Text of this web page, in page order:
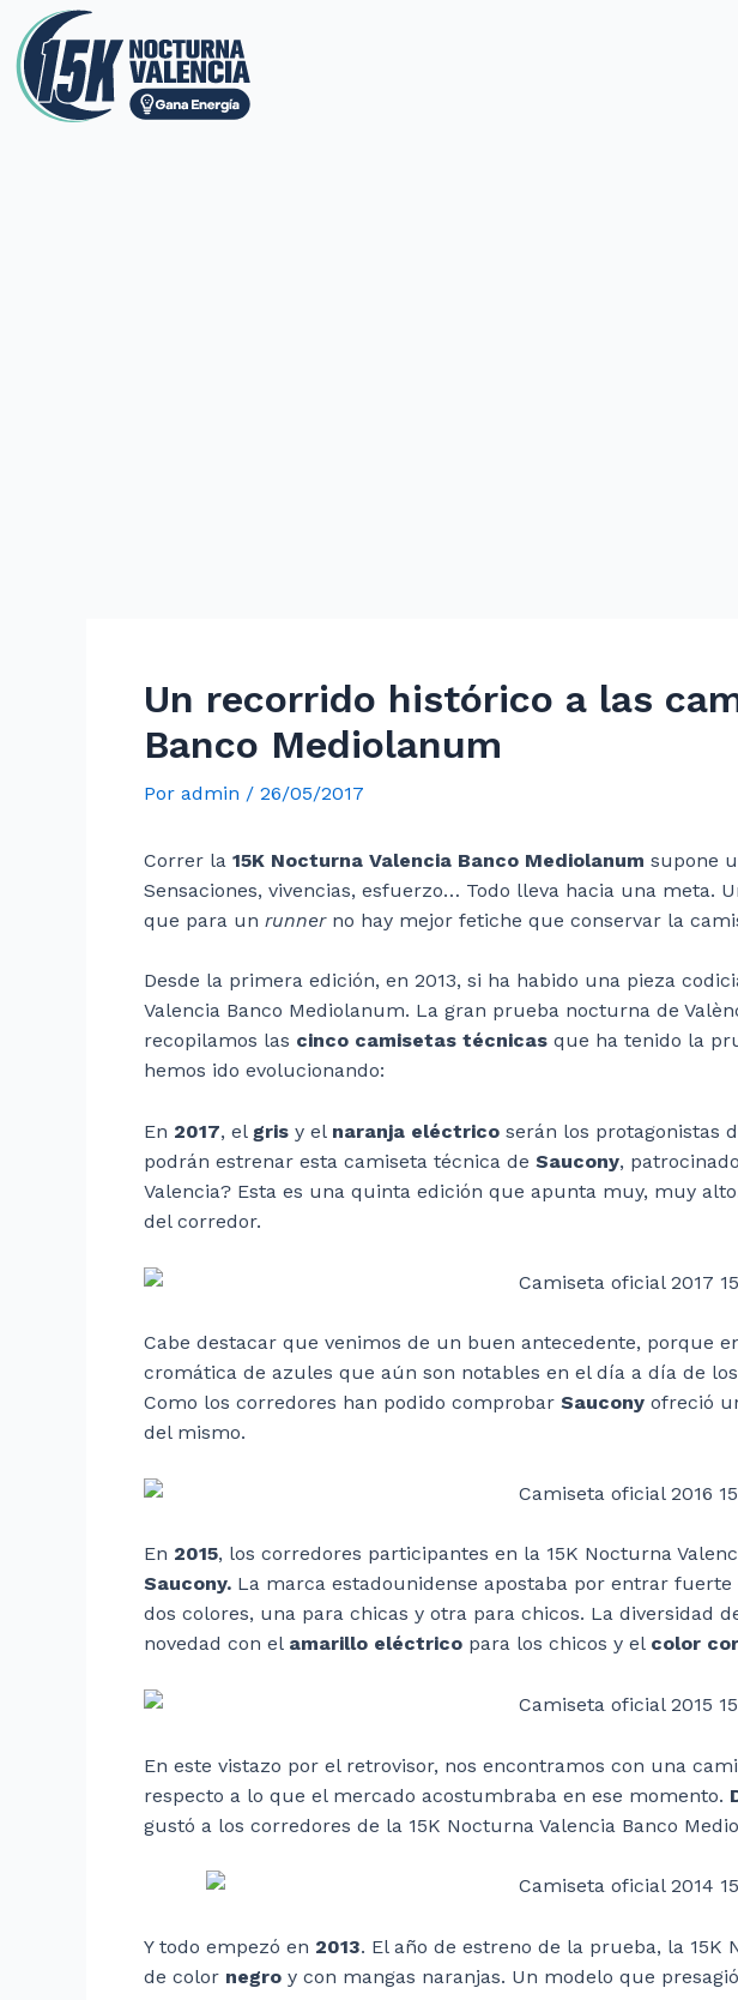
Un recorrido histórico a las
Banco Mediolanum
Por admin / 26/05/2017
Correr la 15K Nocturna Valencia Banco Mediolanum supone
Sensaciones, vivencias, esfuerzo… Todo lleva hacia una meta.
que para un runnerno hay mejor fetiche que conservar la
Desde la primera edición, en 2013, si ha habido una pieza
Valencia Banco Mediolanum. La gran prueba nocturna de
recopilamos las cinco camisetas técnicas que ha tenido la
hemos ido evolucionando:
En 2017, el gris y el naranja eléctrico serán los protagonistas
podrán estrenar esta camiseta técnica de Saucony,
Valencia? Esta es una quinta edición que apunta muy, muy
del corredor.
Cabe destacar que venimos de un buen antecedente, porque
cromática de azules que aún son notables en el día a día de
Como los corredores han podido comprobar Saucony ofreció
del mismo.
En 2015, los corredores participantes en la 15K Nocturna
Saucony. La marca estadounidense apostaba por entrar
dos colores, una para chicas y otra para chicos. La diversidad
novedad con el amarillo eléctrico para los chicos y el color
En este vistazo por el retrovisor, nos encontramos con una
respecto a lo que el mercado acostumbraba en ese momento.
gustó a los corredores de la 15K Nocturna Valencia Banco
Y todo empezó en 2013. El año de estreno de la prueba, la
de color negro y con mangas naranjas. Un modelo que